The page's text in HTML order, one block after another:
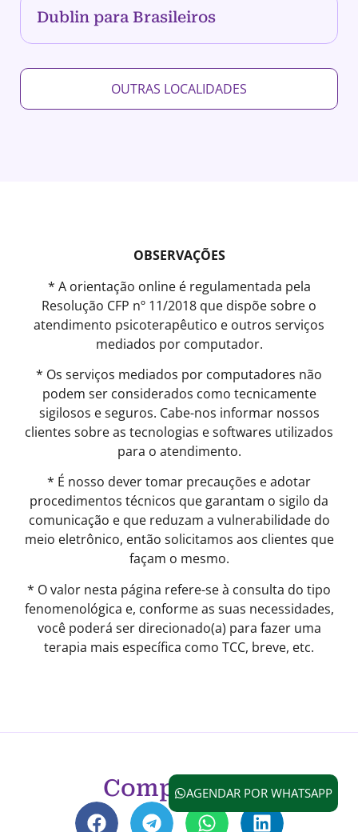
Dublin para Brasileiros
OUTRAS LOCALIDADES
OBSERVAÇÕES
* A orientação online é regulamentada pela
Resolução CFP nº 11/2018 que dispõe sobre o
atendimento psicoterapêutico e outros serviços
mediados por computador.
* Os serviços mediados por computadores não
podem ser considerados como tecnicamente
sigilosos e seguros. Cabe-nos informar nossos
clientes sobre as tecnologias e softwares utilizados
para o atendimento.
* É nosso dever tomar precauções e adotar
procedimentos técnicos que garantam o sigilo da
comunicação e que reduzam a vulnerabilidade do
meio eletrônico, então solicitamos aos clientes que
façam o mesmo.
* O valor nesta página refere-se à consulta do tipo
fenomenológica e, conforme as suas necessidades,
você poderá ser direcionado(a) para fazer uma
terapia mais específica como TCC, breve, etc.
CompartilheAGENDAR POR WHATSAPP